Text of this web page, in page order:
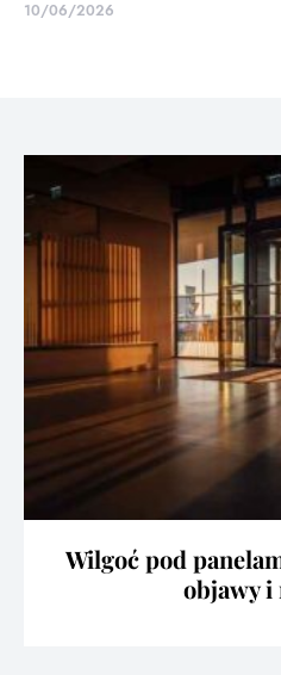
10/06/2026
Wilgoć pod
objawy i